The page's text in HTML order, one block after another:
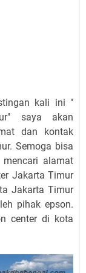
kali ini "
saya akan
dan kontak
Semoga bisa
alamat
Jakarta Timur
Jakarta Timur
pihak epson.
center di kota